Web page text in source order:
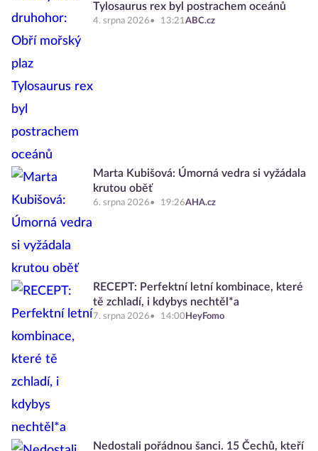
Tylosaurus rex byl postrachem oceánů
4. srpna 2026 13:21ABC.cz
Marta Kubišová: Úmorná vedra si vyžádala
krutou oběť
6. srpna 2026 19:26AHA.cz
RECEPT: Perfektní letní kombinace, které
tě zchladí, i kdybys nechtěl*a
7. srpna 2026 14:00 HeyFomo
Nedostali pořádnou šanci. 15 Čechů, kteří